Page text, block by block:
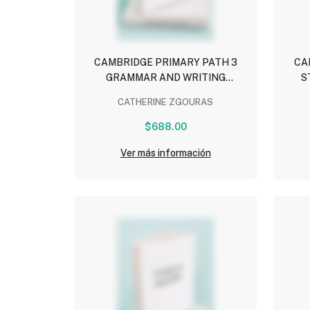
CAMBRIDGE PRIMARY PATH 3
GRAMMAR AND WRITING
CATHERINE ZGOURAS
$688.00
Ver más información